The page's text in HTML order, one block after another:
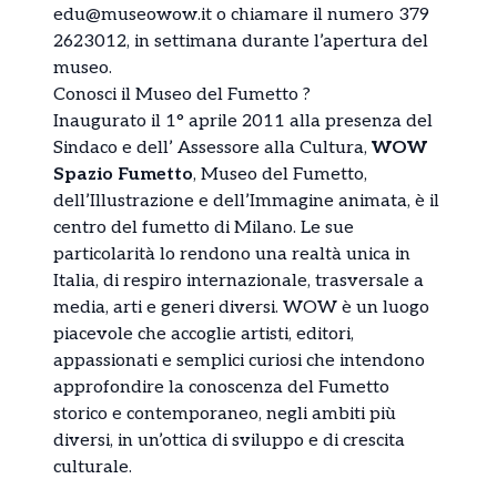
edu@museowow.it o chiamare il numero 379
2623012, in settimana durante l’apertura del
museo.
Conosci il Museo del Fumetto ?
Inaugurato il 1° aprile 2011 alla presenza del
Sindaco e dell’ Assessore alla Cultura, WOW
Spazio Fumetto, Museo del Fumetto,
dell’Illustrazione e dell’Immagine animata, è il
centro del fumetto di Milano. Le sue
particolarità lo rendono una realtà unica in
Italia, di respiro internazionale, trasversale a
media, arti e generi diversi. WOW è un luogo
piacevole che accoglie artisti, editori,
appassionati e semplici curiosi che intendono
approfondire la conoscenza del Fumetto
storico e contemporaneo, negli ambiti più
diversi, in un’ottica di sviluppo e di crescita
culturale.